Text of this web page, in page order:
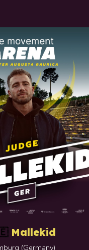
Mallekid
(Germany)